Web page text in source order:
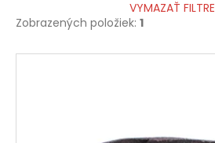
VYMAZAŤ FILTRE
Zobrazených položiek: 1
V